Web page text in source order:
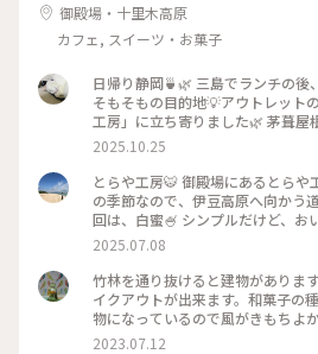
御殿場・十里木高原
カフェ, スイーツ・お菓子
日帰り静岡🍵🌿 三島でランチの後
そもそもの目的地💡アウトレット
工房」に立ち寄りました🌿 茅葺屋
れされた 林の中を抜けたら
にホッとします☺️ 栗餅とお茶を頂
その後アウトレットでお買い物を
ングラムでお茶タイム🥤 夜ごはん
津魚がし寿司さんで地のものメイ
きました(๑>◡<๑) 美味しい静岡、
✨✨ #ことりっぷと一緒 #ことりっぷ静岡 #秋の装い #とらや工
房#栗餅 #御殿場プレミアムアウ
#沼津魚がし寿司 #回転寿司
2025.10.25
とらや工房🐯 御殿場にあるとらや
の季節なので、伊豆高原へ向かう
回は、白蜜🍧 シンプルだけど、お
意ではない私でも、とらやの餡子
かき氷 #カフェ
2025.07.08
竹林を通り抜けると建物がありま
イクアウトが出来ます。和菓子の
物になっているので風がきもちよ
す。
2023.07.12